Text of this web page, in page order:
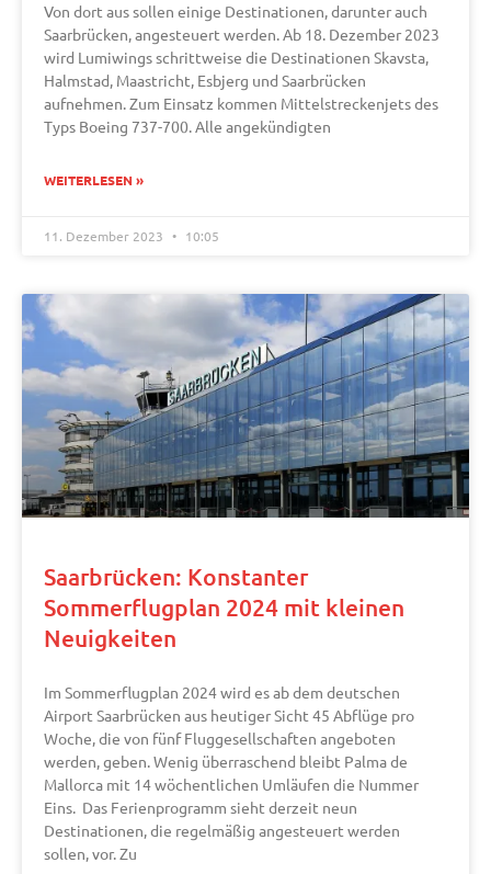
Von dort aus sollen einige Destinationen, darunter auch
Saarbrücken, angesteuert werden. Ab 18. Dezember 2023
wird Lumiwings schrittweise die Destinationen Skavsta,
Halmstad, Maastricht, Esbjerg und Saarbrücken
aufnehmen. Zum Einsatz kommen Mittelstreckenjets des
Typs Boeing 737-700. Alle angekündigten
WEITERLESEN »
11. Dezember 2023 10:05
Saarbrücken: Konstanter
Sommerflugplan 2024 mit kleinen
Neuigkeiten
Im Sommerflugplan 2024 wird es ab dem deutschen
Airport Saarbrücken aus heutiger Sicht 45 Abflüge pro
Woche, die von fünf Fluggesellschaften angeboten
werden, geben. Wenig überraschend bleibt Palma de
Mallorca mit 14 wöchentlichen Umläufen die Nummer
Eins. Das Ferienprogramm sieht derzeit neun
Destinationen, die regelmäßig angesteuert werden
sollen, vor. Zu